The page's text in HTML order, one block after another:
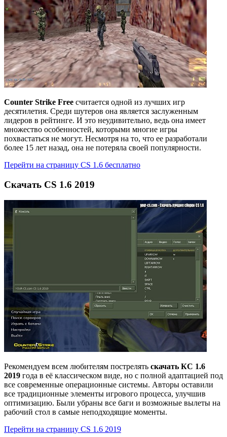
Counter Strike Free считается одной из лучших игр
десятилетия. Среди шутеров она является заслуженным
лидеров в рейтинге. И это неудивительно, ведь она имеет
множество особенностей, которыми многие игры
похвастаться не могут. Несмотря на то, что ее разработали
более 15 лет назад, она не потеряла своей популярности.
Перейти на страницу CS 1.6 бесплатно
Скачать CS 1.6 2019
Рекомендуем всем любителям пострелять скачать КС 1.6
2019 года в её классическом виде, но с полной адаптацией под
все современные операционные системы. Авторы оставили
все традиционные элементы игрового процесса, улучшив
оптимизацию. Были убраны все баги и возможные вылеты на
рабочий стол в самые неподходящие моменты.
Перейти на страницу CS 1.6 2019